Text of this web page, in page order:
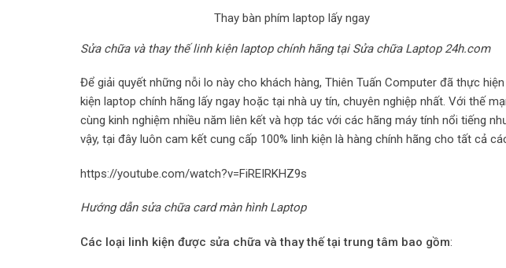
Thay bàn phím laptop lấy ngay
Sửa chữa và thay thế linh kiện laptop chính hãng tại Sửa chữa Laptop 24h.com
Để giải quyết những nỗi lo này cho khách hàng, Thiên Tuấn Computer đã thực
kiện laptop chính hãng lấy ngay hoặc tại nhà uy tín, chuyên nghiệp nhất. Với thế
cùng kinh nghiệm nhiều năm liên kết và hợp tác với các hãng máy tính nổi tiếng
vậy, tại đây luôn cam kết cung cấp 100% linh kiện là hàng chính hãng cho tất cả
https://youtube.com/watch?v=FiREIRKHZ9s
Hướng dẫn sửa chữa card màn hình Laptop
Các loại linh kiện được sửa chữa và thay thế tại trung tâm bao gồm: